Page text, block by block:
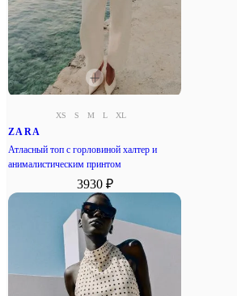
XS S M L XL
ZARA
Атласный топ с горловиной халтер и
анималистическим принтом
3930 ₽